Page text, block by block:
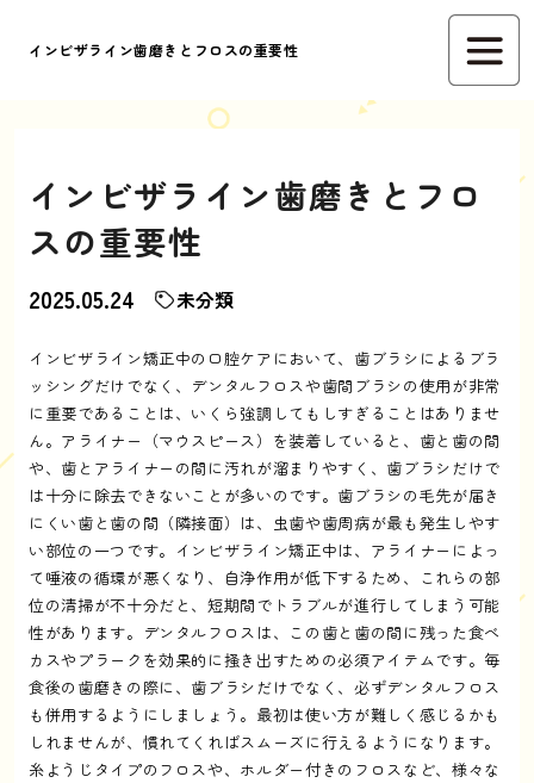
インビザライン歯磨きとフロスの重要性
インビザライン歯磨きとフロ
スの重要性
2025.05.24 未分類
インビザライン矯正中の口腔ケアにおいて、歯ブラシによるブラ
ッシングだけでなく、デンタルフロスや歯間ブラシの使用が非常
に重要であることは、いくら強調してもしすぎることはありませ
ん。アライナー（マウスピース）を装着していると、歯と歯の間
や、歯とアライナーの間に汚れが溜まりやすく、歯ブラシだけで
は十分に除去できないことが多いのです。歯ブラシの毛先が届き
にくい歯と歯の間（隣接面）は、虫歯や歯周病が最も発生しやす
い部位の一つです。インビザライン矯正中は、アライナーによっ
て唾液の循環が悪くなり、自浄作用が低下するため、これらの部
位の清掃が不十分だと、短期間でトラブルが進行してしまう可能
性があります。デンタルフロスは、この歯と歯の間に残った食べ
カスやプラークを効果的に掻き出すための必須アイテムです。毎
食後の歯磨きの際に、歯ブラシだけでなく、必ずデンタルフロス
も併用するようにしましょう。最初は使い方が難しく感じるかも
しれませんが、慣れてくればスムーズに行えるようになります。
糸ようじタイプのフロスや、ホルダー付きのフロスなど、様々な